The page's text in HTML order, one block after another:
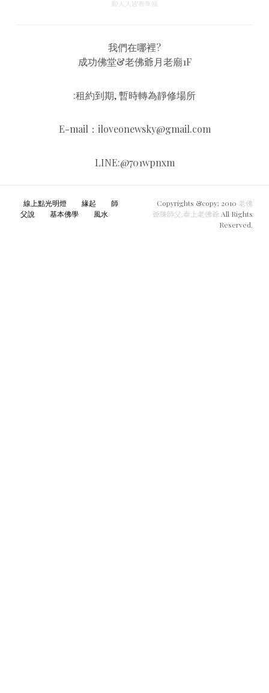
願人人皆有幸福
我們在哪裡?
成功佛堂&老佛爺月老廟1F
:租約到期, 暫時轉為靜修場所
E-mail：iloveonewsky@gmail.com
LINE:@701wpnxm
線上點光明燈 緣起
師
父說
基本佛學 風水
Copyrights &copy; 2010 老佛
爺陳師父, 泰上老佛爺 All Rights
Reserved.